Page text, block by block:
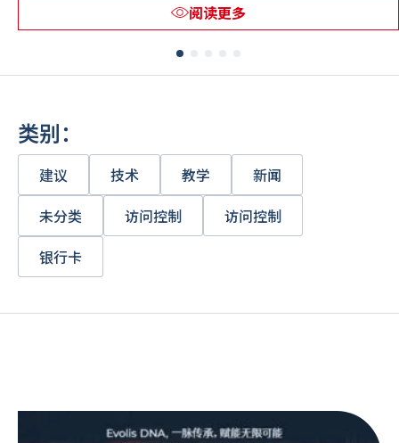
阅读更多
类别：
建议 技术 教学
新闻
未分类
访问控制
访问控制
银行卡